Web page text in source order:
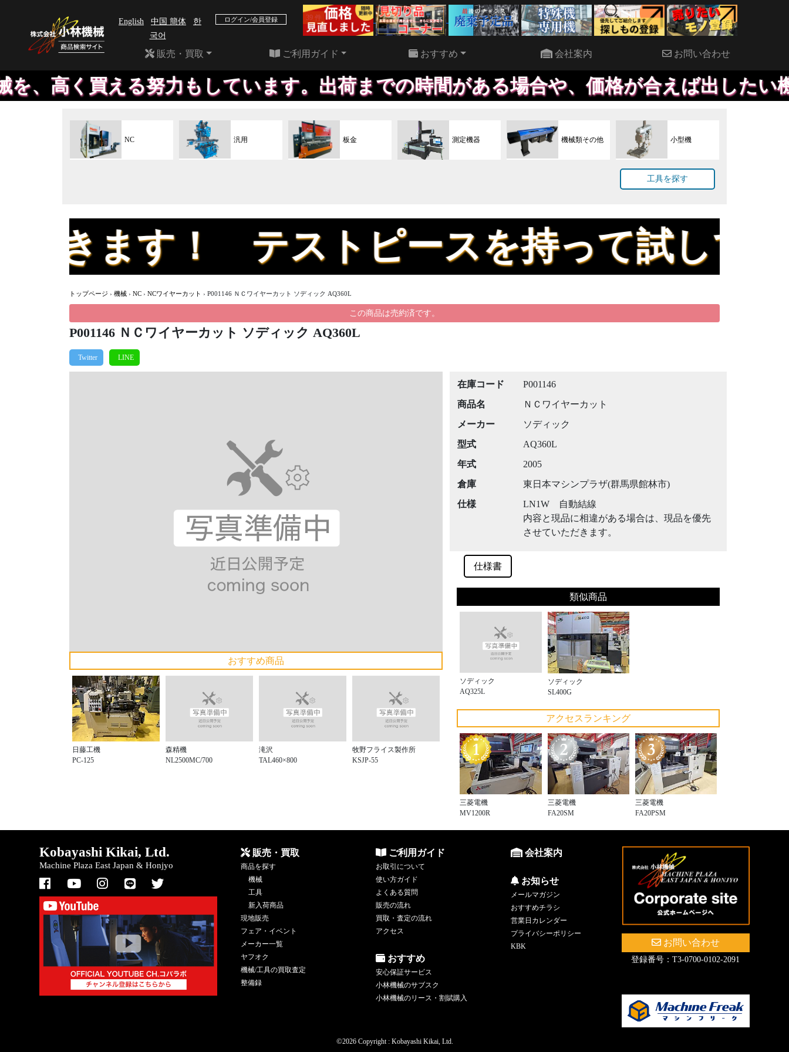
English 中国 簡体
한
국어
ログイン/会員登録 39 件 22 件
販売・買取 ご利用ガイド おすすめ 会社案内 お問い合わせ
える努力もしています。出荷までの時間がある場合や、価格が合えば出したい機械な
NC 汎用 板金 測定機器 機械類その他 小型機
工具を探す
ストピースを持って試してください
トップページ › 機械 › NC › NCワイヤーカット › P001146 ＮＣワイヤーカット ソディック AQ360L
この商品は売約済です。
P001146 ＮＣワイヤーカット ソディック AQ360L
おすすめ商品
日藤工機
PC-125
森精機
NL2500MC/700
滝沢
TAL460×800
牧野フライス製作所
KSJP-55
在庫コード
P001146
商品名
ＮＣワイヤーカット
メーカー
ソディック
型式
AQ360L
年式
2005
倉庫
東日本マシンプラザ(群馬県館林市)
仕様
LN1W 自動結線
内容と現品に相違がある場合は、現品を優先
させていただきます。
仕様書
類似商品
ソディック
AQ325L
ソディック
SL400G
アクセスランキング
三菱電機
MV1200R
三菱電機
FA20SM
三菱電機
FA20PSM
Kobayashi Kikai, Ltd.
Machine Plaza East Japan & Honjyo
販売・買取
商品を探す
機械
工具
新入荷商品
現地販売
フェア・イベント
メーカー一覧
ヤフオク
機械/工具の買取査定
整備録
ご利用ガイド
お取引について
使い方ガイド
よくある質問
販売の流れ
買取・査定の流れ
アクセス
おすすめ
安心保証サービス
小林機械のサブスク
小林機械のリース・割賦購入
会社案内
お知らせ
メールマガジン
おすすめチラシ
営業日カレンダー
プライバシーポリシー
KBK
お問い合わせ
登録番号：T3-0700-0102-2091
©2026 Copyright : Kobayashi Kikai, Ltd.